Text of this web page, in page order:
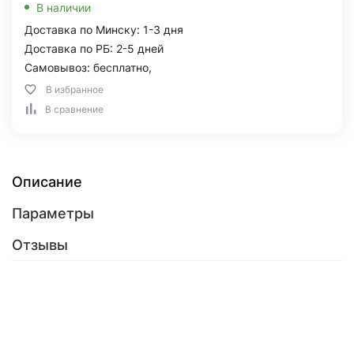
В наличии
Доставка по Минску: 1-3 дня
Доставка по РБ: 2-5 дней
Самовывоз: бесплатно,
В избранное
В сравнение
Описание
Параметры
Отзывы